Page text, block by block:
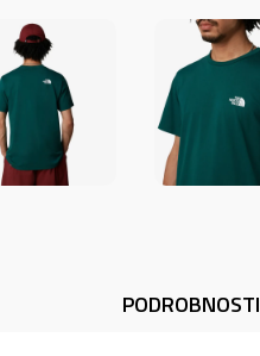
PODROBNOSTI